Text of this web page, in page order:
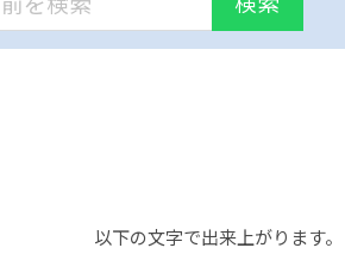
以下の文字で出来上がります。